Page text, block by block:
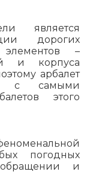
является
дорогих
элементов –
и корпуса
арбалет
с самыми
этого
погодных
и